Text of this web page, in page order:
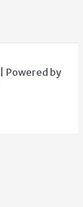
Powered by